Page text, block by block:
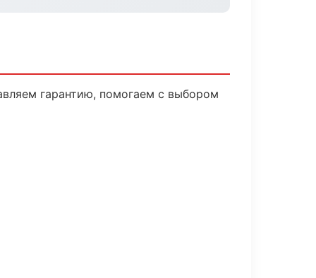
гарантию, помогаем с выбором